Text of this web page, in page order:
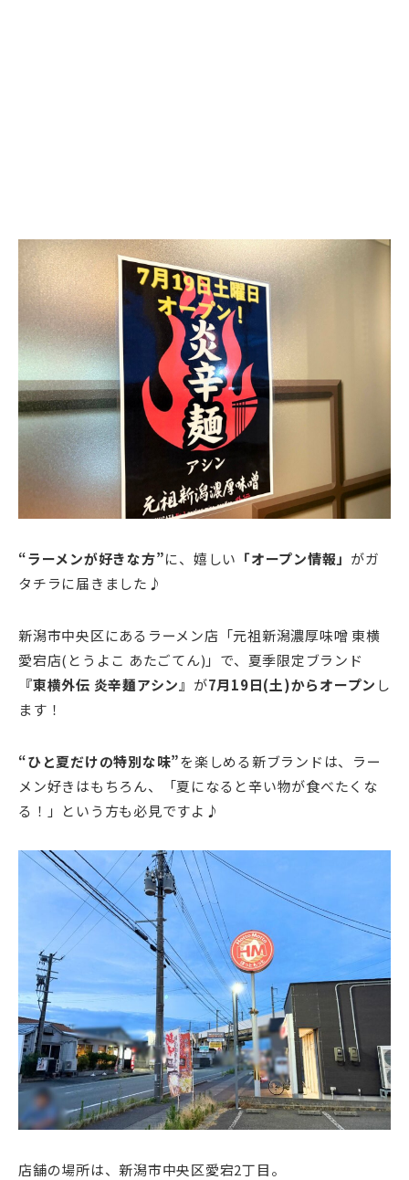
“ラーメンが好きな方”に、嬉しい 「オープン情報」 がガ
タチラに届きました♪
新潟市中央区にあるラーメン店「元祖新潟濃厚味噌 東横
愛宕店(とうよこ あたごてん)」で、夏季限定ブランド
『東横外伝 炎辛麺アシン』 が7月19日(土)からオープン し
ます！
“ひと夏だけの特別な味”を楽しめる新ブランドは、ラー
メン好きはもちろん、「夏になると辛い物が食べたくな
る！」という方も必見ですよ♪
店舗の場所は、新潟市中央区愛宕2丁目。